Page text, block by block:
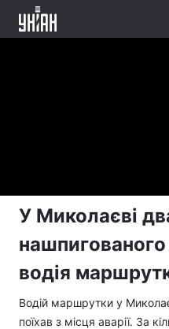
У Миколаєві
водія
Водій маршрутки у
поїхав з місця аварії. За